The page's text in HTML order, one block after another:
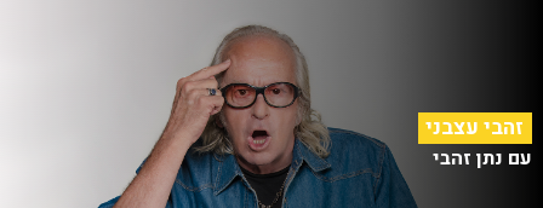
זהבי עצבני
עם נתן זהבי